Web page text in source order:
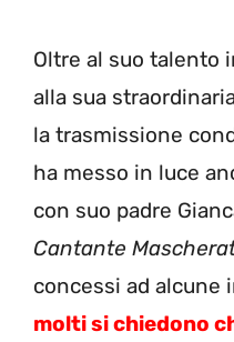
Oltre al suo talento
alla sua
la trasmissione
ha messo in luce
con suo padre
Cantante
concessi ad alcune
molti si chiedono